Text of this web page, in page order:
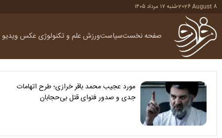
2026 August 8
-شنبه ۱۷ مرداد ۱۴۰۵
صفحه نخستسیاستورزش علم و تکنولوژی عکس ویدیو
مورد عجیب محمد باقر خرازی؛ طرح اتهامات
جدی و صدور فتوای قتل بی‌حجابان